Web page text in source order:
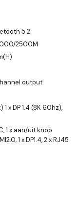
5.2
2500M
output
1 x DP 1.4 (8K 60hz),
1 x aan/uit knop
1 x DP1.4, 2 x RJ45